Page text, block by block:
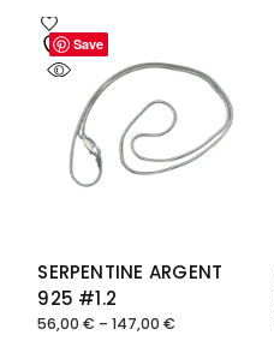
Save
SERPENTINE ARGENT
925 #1.2
56,00€ –147,00€
Plage
Save